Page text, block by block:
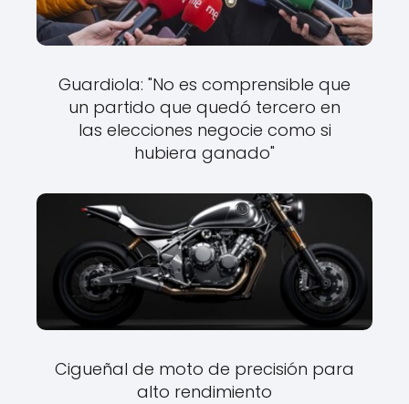
Guardiola: "No es comprensible que
un partido que quedó tercero en
las elecciones negocie como si
hubiera ganado"
Cigueñal de moto de precisión para
alto rendimiento